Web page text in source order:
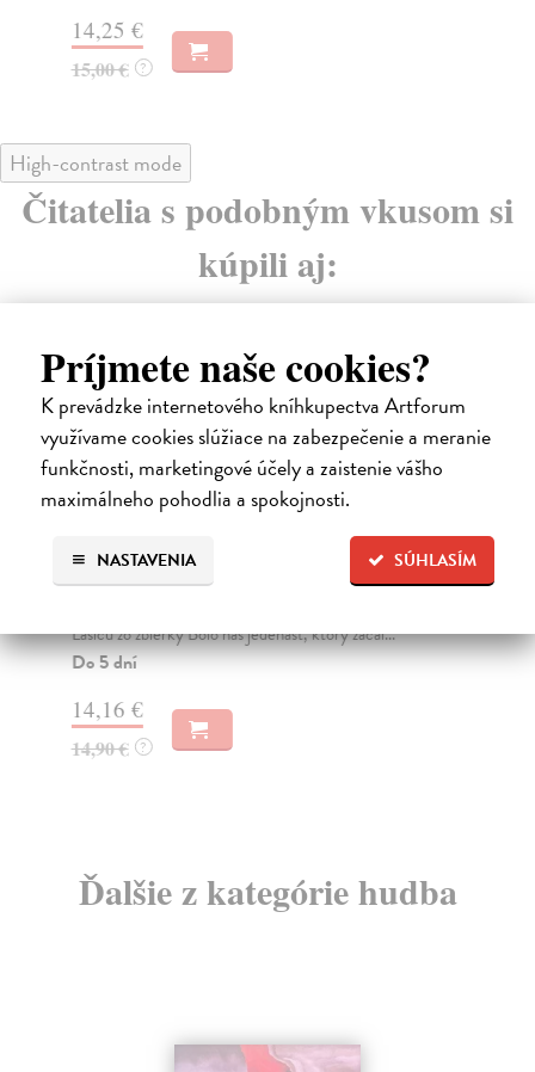
Príjmete naše cookies?
K prevádzke internetového kníhkupectva Artforum
využívame cookies slúžiace na zabezpečenie a meranie
funkčnosti, marketingové účely a zaistenie vášho
maximálneho pohodlia a spokojnosti.
SÚHLASÍM
NASTAVENIA
14,25 €
15,00 € ?
High-contrast mode
Čitatelia s podobným vkusom si
kúpili aj:
Lasicovky - CD
kolektív autorov| Hudba
Lasicu zo zbierky Bolo nás jedenásť, ktorý začal...
Do 5 dní
14,16 €
14,90 € ?
Ďalšie z kategórie hudba